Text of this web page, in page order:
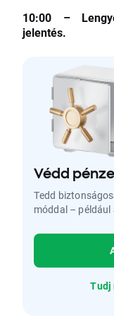
10:00 –
jelentés.
Védd
Tedd
móddal – például
Tudj